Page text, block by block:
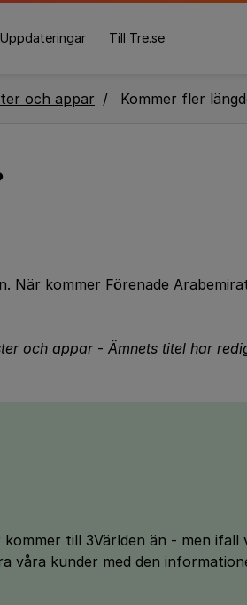
Uppdateringar Till Tre.se
och appar Kommer fler
När kommer Förenade
och appar- Ämnets titel har
till 3Världen än - men ifall
våra kunder med den